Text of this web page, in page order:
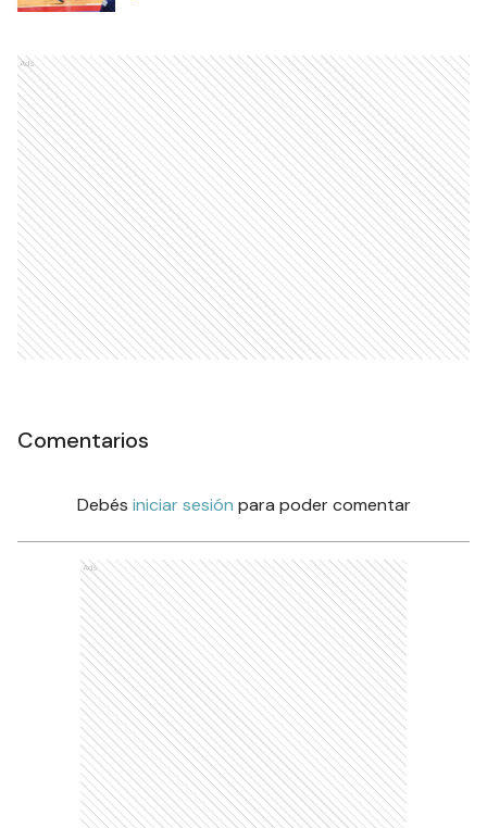
Ads
Comentarios
Debés iniciar sesión para poder comentar
Ads